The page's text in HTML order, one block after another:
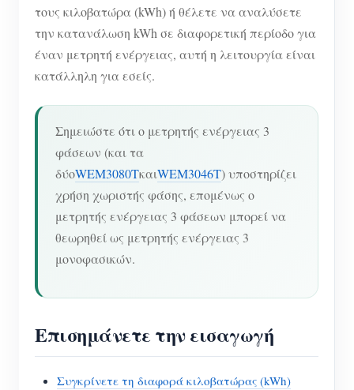
τους κιλοβατώρα (kWh) ή θέλετε να αναλύσετε
την κατανάλωση kWh σε διαφορετική περίοδο για
έναν μετρητή ενέργειας, αυτή η λειτουργία είναι
κατάλληλη για εσείς.
Σημειώστε ότι ο μετρητής ενέργειας 3
φάσεων (και τα
δύοWEM3080TκαιWEM3046T) υποστηρίζει
χρήση χωριστής φάσης, επομένως ο
μετρητής ενέργειας 3 φάσεων μπορεί να
θεωρηθεί ως μετρητής ενέργειας 3
μονοφασικών.
Επισημάνετε την εισαγωγή
Συγκρίνετε τη διαφορά κιλοβατώρας (kWh)